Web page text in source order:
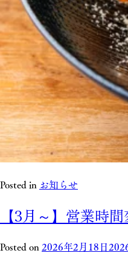
Posted in お知らせ
【3月～】営業時
Posted on2026年2月18日